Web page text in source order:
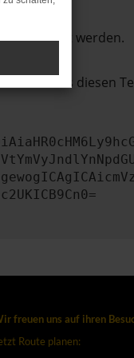
unterstützt werden.
uns diesen
freuen uns auf ihren
Route planen: